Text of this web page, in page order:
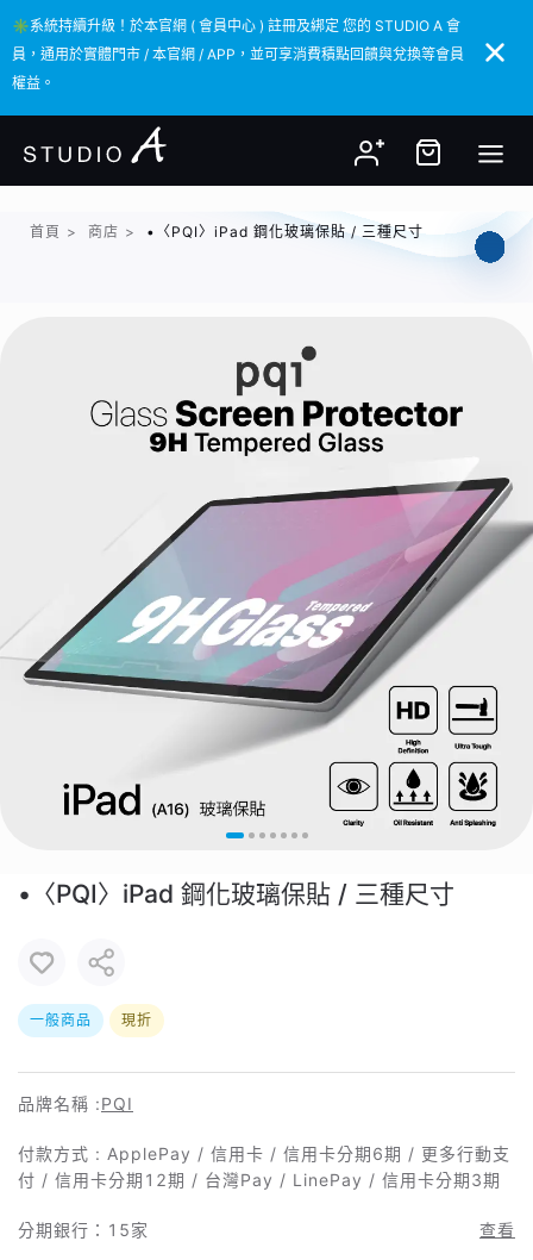
✳️系統持續升級！於本官網 ( 會員中心 ) 註冊及綁定 您的 STUDIO A 會
員，通用於實體門市 / 本官網 / APP，並可享消費積點回饋與兌換等會員
權益。
✳️系統持續升級！於本官網 ( 會員中心 ) 註冊及綁定 您的 STUDIO A 會
員，通用於實體門市 / 本官網 / APP，並可享消費積點回饋與兌換等會員
權益。
首頁 > 商店 > •〈PQI〉iPad 鋼化玻璃保貼 / 三種尺寸
•〈PQI〉iPad 鋼化玻璃保貼 / 三種尺寸
一般商品 現折
品牌名稱 :PQI
付款方式 : ApplePay / 信用卡 / 信用卡分期6期 / 更多行動支
付 / 信用卡分期12期 / 台灣Pay / LinePay / 信用卡分期3期
分期銀行： 15家 查看